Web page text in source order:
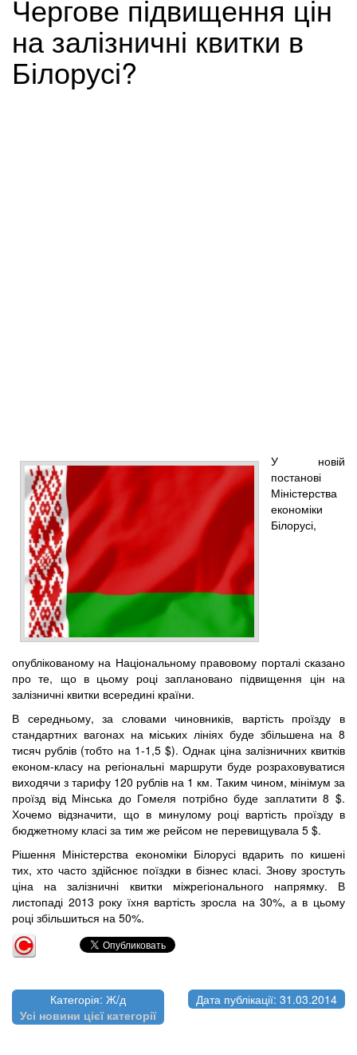
Чергове підвищення цін
на залізничні квитки в
Білорусі?
У новій
постанові
Міністерства
економіки
Білорусі,
опублікованому на Національному правовому порталі сказано
про те, що в цьому році заплановано підвищення цін на
залізничні квитки всередині країни.
В середньому, за словами чиновників, вартість проїзду в
стандартних вагонах на міських лініях буде збільшена на 8
тисяч рублів (тобто на 1-1,5 $). Однак ціна залізничних квитків
економ-класу на регіональні маршрути буде розраховуватися
виходячи з тарифу 120 рублів на 1 км. Таким чином, мінімум за
проїзд від Мінська до Гомеля потрібно буде заплатити 8 $.
Хочемо відзначити, що в минулому році вартість проїзду в
бюджетному класі за тим же рейсом не перевищувала 5 $.
Рішення Міністерства економіки Білорусі вдарить по кишені
тих, хто часто здійснює поїздки в бізнес класі. Знову зростуть
ціна на залізничні квитки міжрегіонального напрямку. В
листопаді 2013 року їхня вартість зросла на 30%, а в цьому
році збільшиться на 50%.
Категорія: Ж/д
Усі новини цієї категорії
Дата публікації: 31.03.2014